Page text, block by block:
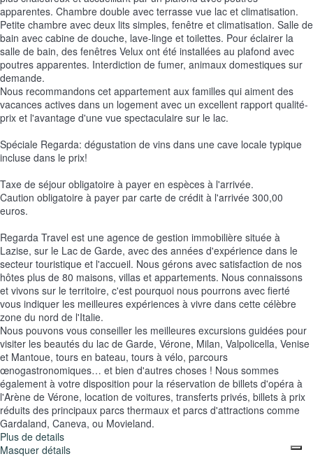
apparentes. Chambre double avec terrasse vue lac et climatisation.
Petite chambre avec deux lits simples, fenêtre et climatisation. Salle de
bain avec cabine de douche, lave-linge et toilettes. Pour éclairer la
salle de bain, des fenêtres Velux ont été installées au plafond avec
poutres apparentes. Interdiction de fumer, animaux domestiques sur
demande.
Nous recommandons cet appartement aux familles qui aiment des
vacances actives dans un logement avec un excellent rapport qualité-
prix et l'avantage d'une vue spectaculaire sur le lac.
Spéciale Regarda: dégustation de vins dans une cave locale typique
incluse dans le prix!
Taxe de séjour obligatoire à payer en espèces à l'arrivée.
Caution obligatoire à payer par carte de crédit à l'arrivée 300,00
euros.
Regarda Travel est une agence de gestion immobilière située à
Lazise, sur le Lac de Garde, avec des années d'expérience dans le
secteur touristique et l'accueil. Nous gérons avec satisfaction de nos
hôtes plus de 80 maisons, villas et appartements. Nous connaissons
et vivons sur le territoire, c'est pourquoi nous pourrons avec fierté
vous indiquer les meilleures expériences à vivre dans cette célèbre
zone du nord de l'Italie.
Nous pouvons vous conseiller les meilleures excursions guidées pour
visiter les beautés du lac de Garde, Vérone, Milan, Valpolicella, Venise
et Mantoue, tours en bateau, tours à vélo, parcours
œnogastronomiques… et bien d'autres choses ! Nous sommes
également à votre disposition pour la réservation de billets d'opéra à
l'Arène de Vérone, location de voitures, transferts privés, billets à prix
réduits des principaux parcs thermaux et parcs d'attractions comme
Gardaland, Caneva, ou Movieland.
Plus de details
Masquer détails